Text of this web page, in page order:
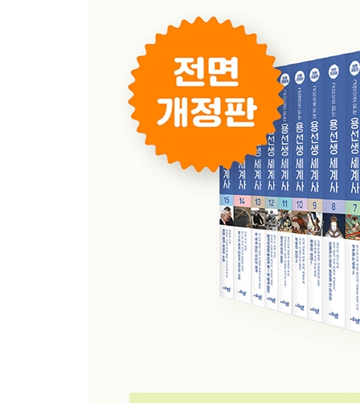
튀르크인의 끝나지 않은 역사
4교시 아리아인이 인도의 주인 자리를 되찾다
‘라자’들의 땅 라자스탄 주
굽타 왕조가 브라만교를 부활시키다
브라만교가 힌두교로 탈바꿈하다
인도 고전 문화가 황금기를 누리다
힌두교가 인도 대표 종교로 자리 잡다
힌두교와 불교가 아시아 전역으로 퍼져 나가다
5교시 이슬람의 시대가 열리다
이슬람의 고향 아라비아 반도를 찾아서
아라비아반도가 새로운 무역의 중심지로 떠오르다
칼리프들이 이슬람교의 기반을 다지다